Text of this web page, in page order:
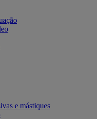
e mástiques